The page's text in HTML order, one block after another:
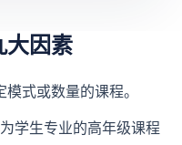
大因素
式或数量的课程。
学生专业的高年级课程